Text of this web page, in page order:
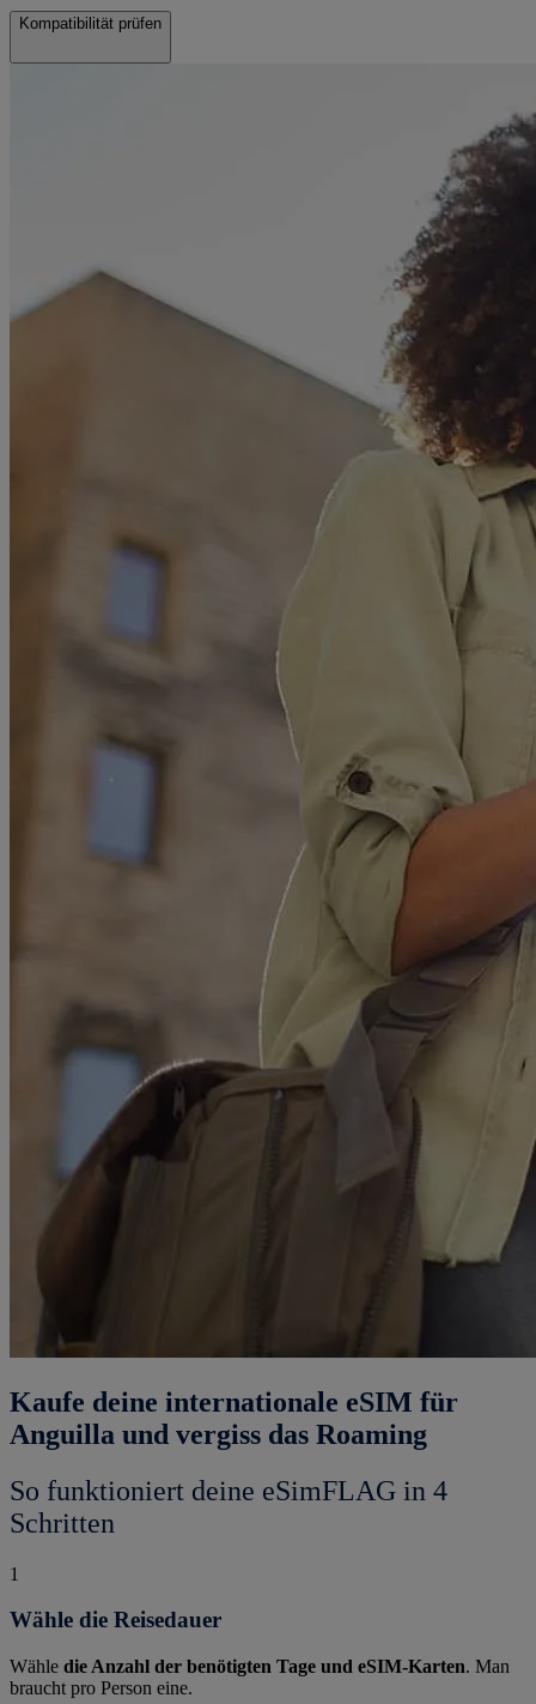
Kompatibilität prüfen
Kaufe deine internationale eSIM für
Anguilla und vergiss das Roaming
So funktioniert deine eSimFLAG in 4
Schritten
1
Wähle die Reisedauer
Wähle die Anzahl der benötigten Tage und eSIM-Karten. Man
braucht pro Person eine.